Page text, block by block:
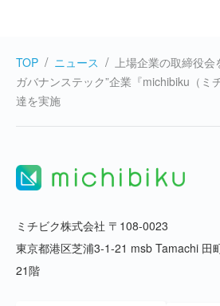
TOP ニュース
上場企業の取締役
ガバナンステック”企業『michibiku（ミ
達を実施
ミチビク株式会社 〒108-0023
東京都港区芝浦3-1-21 msb Tamachi 田
21階